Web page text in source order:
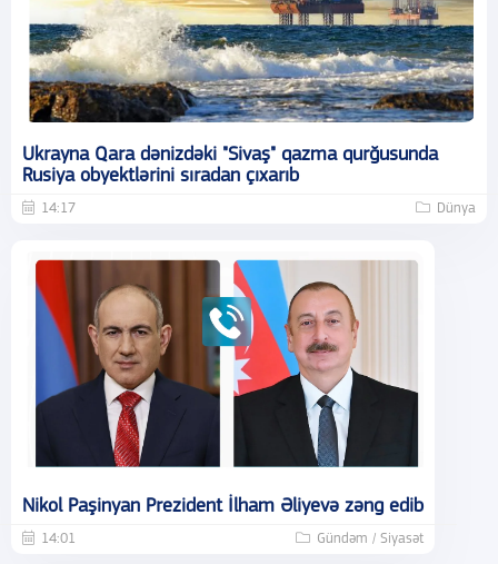
Ukrayna Qara dənizdəki "Sivaş" qazma qurğusunda
Rusiya obyektlərini sıradan çıxarıb
14:17 Dünya
Nikol Paşinyan Prezident İlham Əliyevə zəng edib
14:01 Gündəm / Siyasət